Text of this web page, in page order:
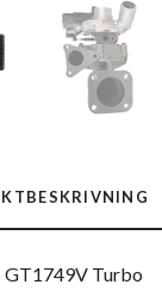
GT1749V Turbo